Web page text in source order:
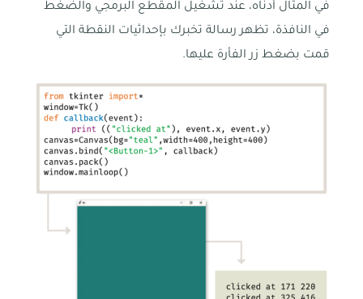
في المثال أدناه، عند تشغيل المقطع البرمجي والضغط
في النافذة، تظهر رسالة تخبرك بإحداثيات النقطة التي
قمت بضغط زر الفأرة عليها.